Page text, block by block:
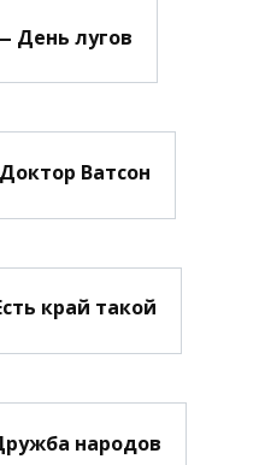
День лугов
Ватсон
край такой
народов